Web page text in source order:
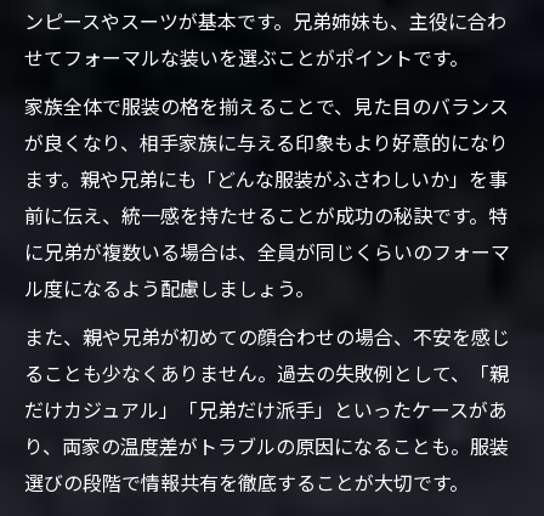
ンピースやスーツが基本です。兄弟姉妹も、主役に合わ
せてフォーマルな装いを選ぶことがポイントです。
家族全体で服装の格を揃えることで、見た目のバランス
が良くなり、相手家族に与える印象もより好意的になり
ます。親や兄弟にも「どんな服装がふさわしいか」を事
前に伝え、統一感を持たせることが成功の秘訣です。特
に兄弟が複数いる場合は、全員が同じくらいのフォーマ
ル度になるよう配慮しましょう。
また、親や兄弟が初めての顔合わせの場合、不安を感じ
ることも少なくありません。過去の失敗例として、「親
だけカジュアル」「兄弟だけ派手」といったケースがあ
り、両家の温度差がトラブルの原因になることも。服装
選びの段階で情報共有を徹底することが大切です。